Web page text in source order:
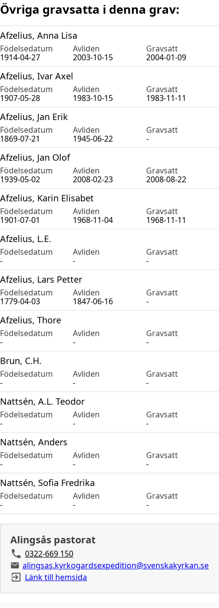
Övriga gravsatta i denna grav:
Afzelius, Anna Lisa
Födelsedatum Avliden
Gravsatt
1914-04-27
2003-10-15 2004-01-09
Afzelius, Ivar Axel
Födelsedatum Avliden
Gravsatt
1907-05-28
1983-10-15 1983-11-11
Afzelius, Jan Erik
Födelsedatum Avliden
Gravsatt
1869-07-21
1945-06-22 -
Afzelius, Jan Olof
Födelsedatum Avliden
Gravsatt
1939-05-02
2008-02-23 2008-08-22
Afzelius, Karin Elisabet
Födelsedatum Avliden
Gravsatt
1901-07-01
1968-11-04 1968-11-11
Afzelius, L.E.
Födelsedatum Avliden
Gravsatt
-
- -
Afzelius, Lars Petter
Födelsedatum Avliden
Gravsatt
1779-04-03
1847-06-16 -
Afzelius, Thore
Födelsedatum Avliden
Gravsatt
-
- -
Brun, C.H.
Födelsedatum Avliden
Gravsatt
-
- -
Nattsén, A.L. Teodor
Födelsedatum Avliden
Gravsatt
-
- -
Nattsén, Anders
Födelsedatum Avliden
Gravsatt
-
- -
Nattsén, Sofia Fredrika
Födelsedatum Avliden
Gravsatt
-
- -
Alingsås pastorat
0322-669 150
alingsas.kyrkogardsexpedition@svenskakyrkan.se
Länk till hemsida